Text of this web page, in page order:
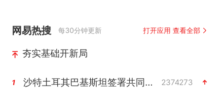
网易热搜 每30分钟更新 打开应用 查看全部
夯实基础开新局
1 沙特土耳其巴基斯坦签署共同防务协议 2374273